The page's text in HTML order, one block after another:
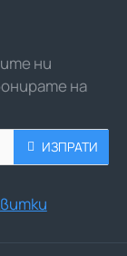
ни
на
ИЗПРАТИ